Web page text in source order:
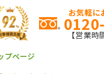
お気軽に
【営業
プページ